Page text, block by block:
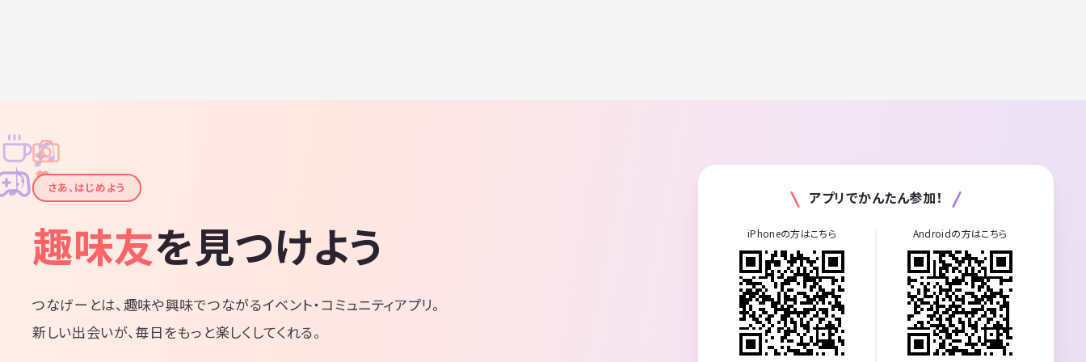
✦
✦
✧
✧
♪
♫
さあ、はじめよう
趣味友を見つけよう
つなげーとは、趣味や興味でつながるイベント・コミュニティアプリ。
新しい出会いが、毎日をもっと楽しくしてくれる。
アプリでかんたん参加！
iPhoneの方はこちら Androidの方はこちら